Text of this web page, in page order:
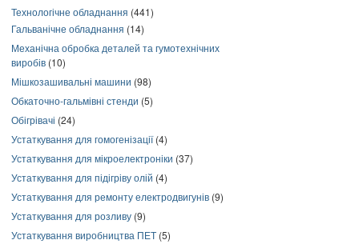
Технологічне обладнання (441)
Гальванічне обладнання (14)
Механічна обробка деталей та гумотехнічних
виробів (10)
Мішкозашивальні машини (98)
Обкаточно-гальмівні стенди (5)
Обігрівачі (24)
Устаткування для гомогенізації(4)
Устаткування для мікроелектроніки (37)
Устаткування для підігріву олій (4)
Устаткування для ремонту електродвигунів (9)
Устаткування для розливу (9)
Устаткування виробництва ПЕТ (5)